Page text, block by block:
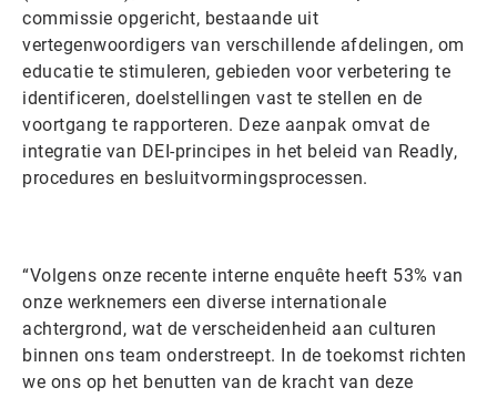
commissie opgericht, bestaande uit
vertegenwoordigers van verschillende afdelingen, om
educatie te stimuleren, gebieden voor verbetering te
identificeren, doelstellingen vast te stellen en de
voortgang te rapporteren. Deze aanpak omvat de
integratie van DEI-principes in het beleid van Readly,
procedures en besluitvormingsprocessen.
“Volgens onze recente interne enquête heeft 53% van
onze werknemers een diverse internationale
achtergrond, wat de verscheidenheid aan culturen
binnen ons team onderstreept. In de toekomst richten
we ons op het benutten van de kracht van deze